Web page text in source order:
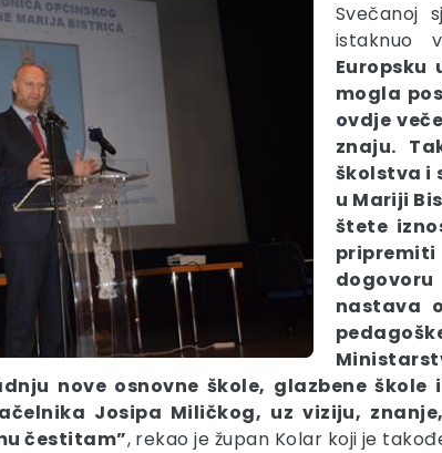
Svečanoj
istaknuo
mogla
ovdje
znaju.
školstva i
u Mariji
štete
nastava
nove osnovne škole, glazbene
Josipa Miličkog, uz viziju,
čestitam”, rekao je župan Kolar koji je